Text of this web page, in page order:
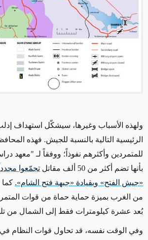
ولهذه الأسباب وغيرها، سيشكّل استهداف
الرئيسية التالية بالنسبة للجيش. فهذه
للمتمردين وأكثرهم نفوذاً؛ ووفقاً لـ "معهد
بأنها تضم أكثر من 50 ألف مقاتل
تجمّعوا
«جيش الفتح» وبقيادة «جبهة فتح الشام». كما
من الغرب بميزة حماية حماة من قوات
بُعد عشرة كيلومترات فقط إلى الشمال من
وفي الوقت نفسه، قد تحاول قوات النظام في